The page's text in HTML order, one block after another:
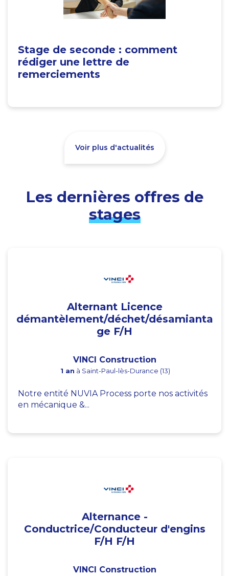
Stage de seconde : comment
rédiger une lettre de
remerciements
Voir plus d'actualités
Les dernières offres de
stages
Alternant Licence
démantèlement/déchet/désamianta
ge F/H
VINCI Construction
1 an à Saint-Paul-lès-Durance (13)
Notre entité NUVIA Process porte nos activités
en mécanique &...
Alternance -
Conductrice/Conducteur d'engins
F/H F/H
VINCI Construction